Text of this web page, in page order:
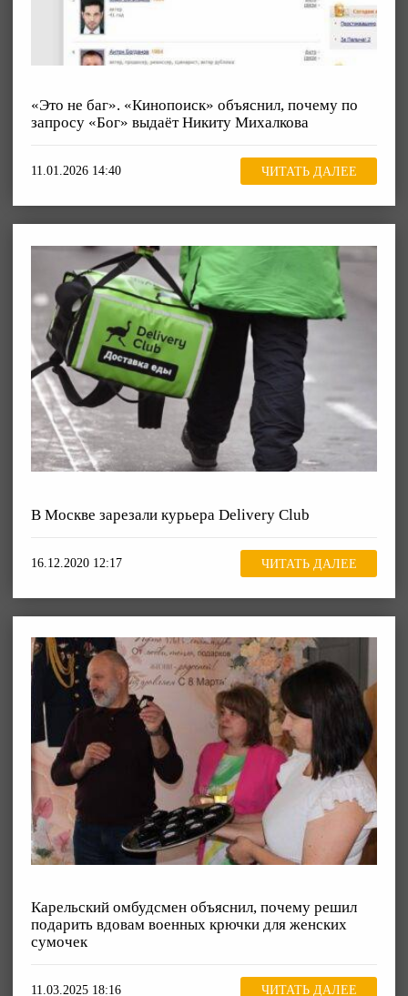
«Это не баг». «Кинопоиск» объяснил, почему по
запросу «Бог» выдаёт Никиту Михалкова
11.01.2026 14:40 ЧИТАТЬ ДАЛЕЕ
В Москве зарезали курьера Delivery Club
16.12.2020 12:17 ЧИТАТЬ ДАЛЕЕ
Карельский омбудсмен объяснил, почему решил
подарить вдовам военных крючки для женских
сумочек
11.03.2025 18:16 ЧИТАТЬ ДАЛЕЕ